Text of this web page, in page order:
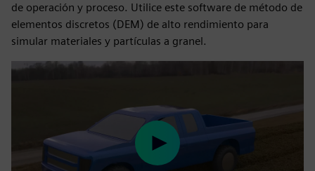
de operación y proceso. Utilice este software de método de
elementos discretos (DEM) de alto rendimiento para
simular materiales y partículas a granel.
Play